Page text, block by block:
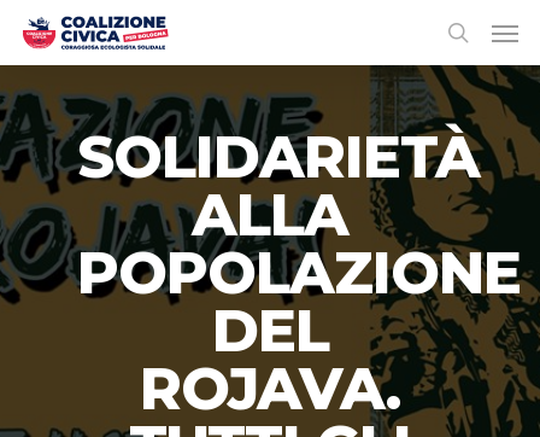
SOLIDARIETÀ
ALLA
POPOLAZIONE
DEL
ROJAVA.